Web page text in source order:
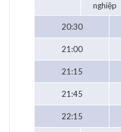
nghiệp
20:30
21:00
21:15
21:45
22:15